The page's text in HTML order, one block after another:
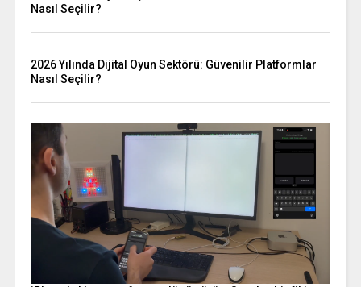
Nasıl Seçilir?
2026 Yılında Dijital Oyun Sektörü: Güvenilir Platformlar
Nasıl Seçilir?